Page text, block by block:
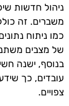
ניהול חדשות
משברים. זה
כמו ניתוח
של מצבים
בנוסף, ישנה
עובדים, כך
צפויים.